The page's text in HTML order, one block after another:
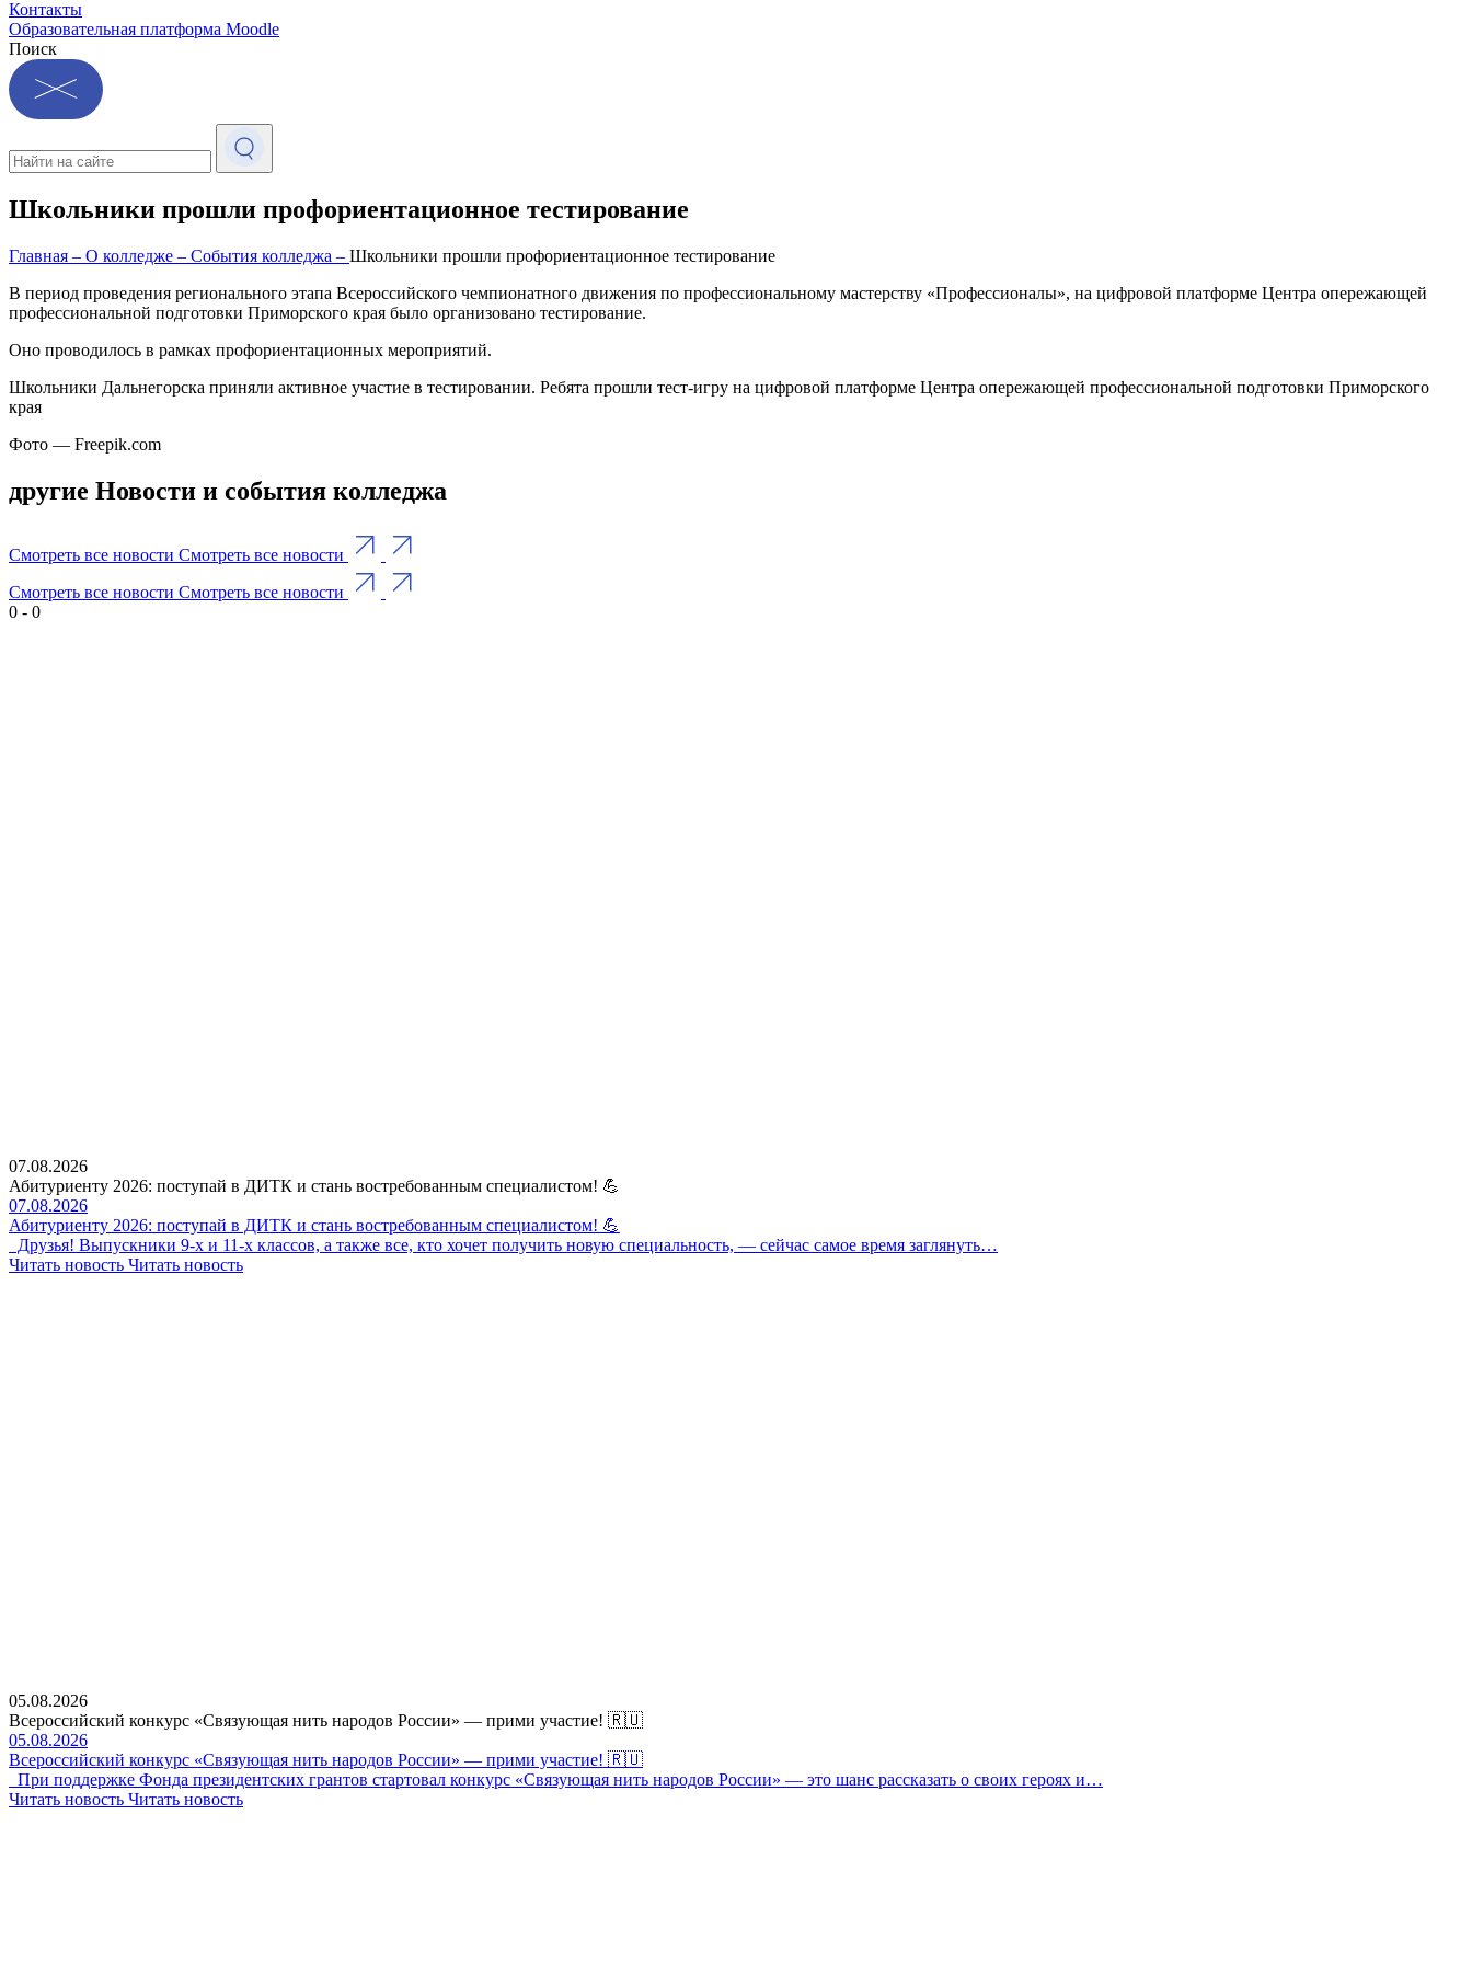
Контакты
Образовательная платформа Moodle
Поиск
Школьники прошли профориентационное тестирование
Главная – О колледже – События колледжа – Школьники прошли профориентационное тестирование
В период проведения регионального этапа Всероссийского чемпионатного движения по профессиональному мастерству «Профессионалы», на цифровой платформе Центра опережающей
профессиональной подготовки Приморского края было организовано тестирование.
Оно проводилось в рамках профориентационных мероприятий.
Школьники Дальнегорска приняли активное участие в тестировании. Ребята прошли тест-игру на цифровой платформе Центра опережающей профессиональной подготовки Приморского
края
Фото — Freepik.com
другие Новости и события колледжа
Смотреть все новости Смотреть все новости
Смотреть все новости Смотреть все новости
0 - 0
07.08.2026
Абитуриенту 2026: поступай в ДИТК и стань востребованным специалистом! 💪
07.08.2026
Абитуриенту 2026: поступай в ДИТК и стань востребованным специалистом! 💪
Друзья! Выпускники 9-х и 11-х классов, а также все, кто хочет получить новую специальность, — сейчас самое время заглянуть…
Читать новость Читать новость
05.08.2026
Всероссийский конкурс «Связующая нить народов России» — прими участие! 🇷🇺
05.08.2026
Всероссийский конкурс «Связующая нить народов России» — прими участие! 🇷🇺
При поддержке Фонда президентских грантов стартовал конкурс «Связующая нить народов России» — это шанс рассказать о своих героях и…
Читать новость Читать новость